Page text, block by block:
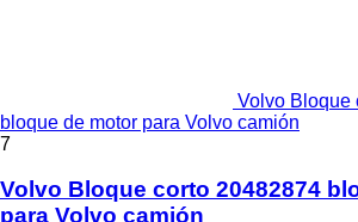
Volvo Bloque
bloque de motor para Volvo camión
7
Volvo Bloque corto 20482874
para Volvo camión